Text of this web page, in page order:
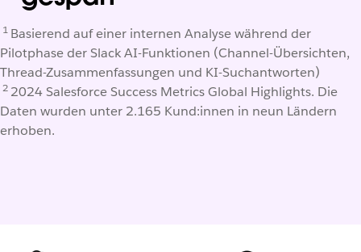
1 Basierend auf einer internen Analyse während der
Pilotphase der Slack AI-Funktionen (Channel-Übersichten,
Thread-Zusammenfassungen und KI-Suchantworten)
2 2024 Salesforce Success Metrics Global Highlights. Die
Daten wurden unter 2.165 Kund:innen in neun Ländern
erhoben.